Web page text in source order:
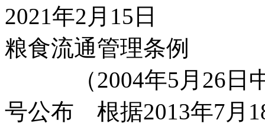
2021年2月15日
粮食流通管理条例
（2004年5月26日中
号公布 根据2013年7月